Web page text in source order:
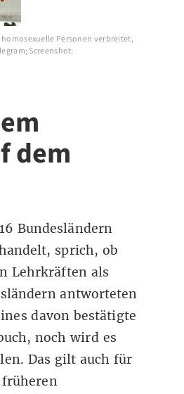
Personen verbreitet,
Screenshot:
dem
Bundesländern
sprich, ob
Lehrkräften als
antworteten
davon bestätigte
noch wird es
Das gilt auch für
früheren